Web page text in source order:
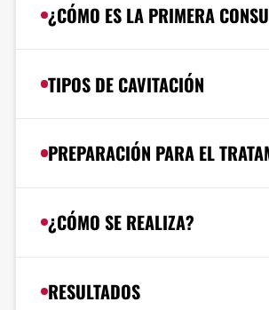
¿CÓMO ES LA PRIMERA
TIPOS DE CAVITACIÓN
PREPARACIÓN PARA EL
¿CÓMO SE REALIZA?
RESULTADOS